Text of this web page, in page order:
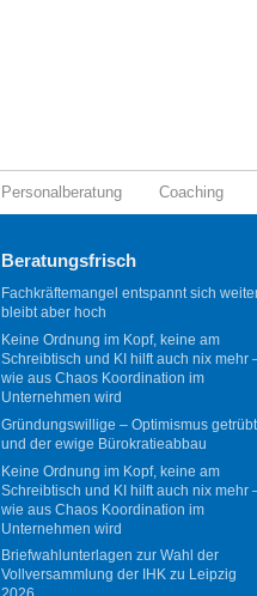
Personalberatung Coaching
Beratungsfrisch
Fachkräftemangel entspannt sich
bleibt aber hoch
Keine Ordnung im Kopf, keine am
Schreibtisch und KI hilft auch nix mehr
wie aus Chaos Koordination im
Unternehmen wird
Gründungswillige – Optimismus getrübt
und der ewige Bürokratieabbau
Keine Ordnung im Kopf, keine am
Schreibtisch und KI hilft auch nix mehr
wie aus Chaos Koordination im
Unternehmen wird
Briefwahlunterlagen zur Wahl der
Vollversammlung der IHK zu Leipzig